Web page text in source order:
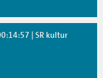
| SR kultur